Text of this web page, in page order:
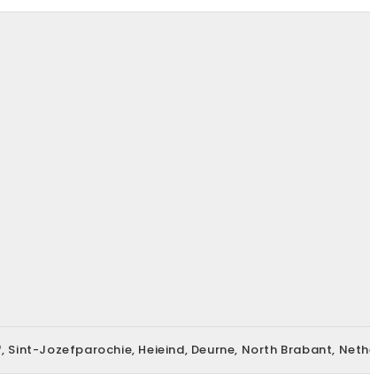
Sint-Jozefparochie, Heieind, Deurne, North Brabant,